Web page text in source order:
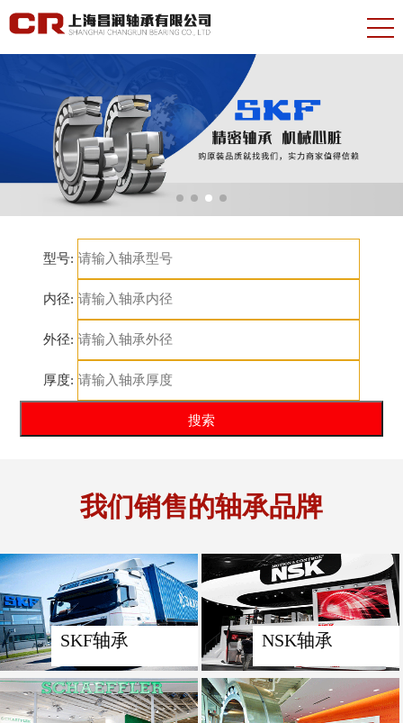
型号:
内径:
外径:
厚度:
我们销售的轴承品牌
SKF轴承 NSK轴承